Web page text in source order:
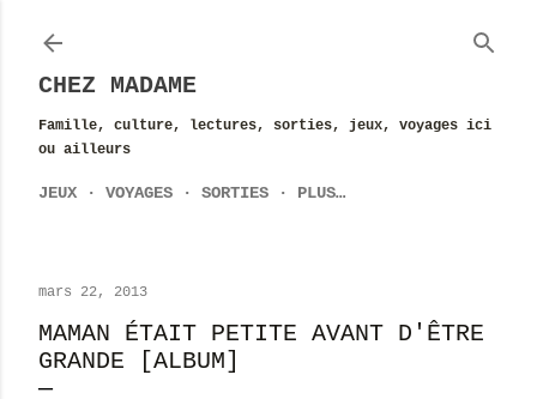
CHEZ MADAME
Famille, culture, lectures, sorties, jeux, voyages ici
ou ailleurs
JEUX VOYAGES SORTIES PLUS…
mars 22, 2013
MAMAN ÉTAIT PETITE AVANT D'ÊTRE
GRANDE [ALBUM]